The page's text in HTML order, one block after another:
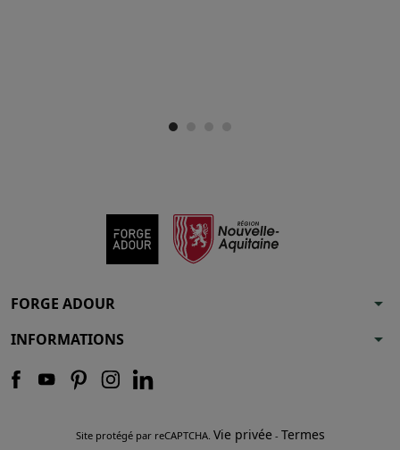
FORGE ADOUR arrow_drop_down
INFORMATIONS arrow_drop_down
Site protégé par reCAPTCHA. Vie privée - Termes